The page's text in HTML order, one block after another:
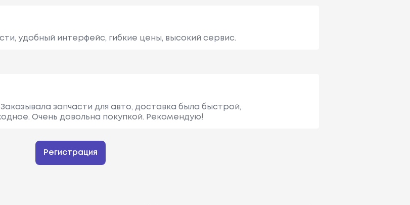
удобный интерфейс, гибкие цены, высокий сервис.
запчасти для авто, доставка была быстрой,
Очень довольна покупкой. Рекомендую!
Регистрация